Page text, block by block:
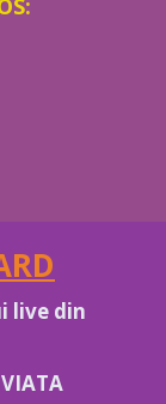
live din